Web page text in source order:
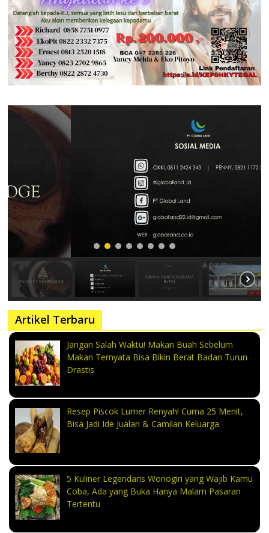
Artikel Terbaru
Jangan Salah Waktu! Makan Buah Sebelum
Makan Ternyata Bisa Bikin Berat Badan Turun
Drastis
Resep Piscok Lumer Renyah! Cuma 25 Menit,
Bisa Jadi Ide Jualan & Camilan Keluarga
5 Kuliner Legendaris Wonogiri yang Wajib Kamu
Coba, Ada yang Buka Hanya Malam Pasaran
Tertentu